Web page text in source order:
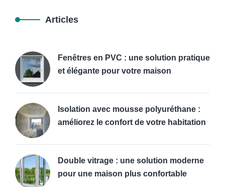
Articles
Fenêtres en PVC : une solution pratique
et élégante pour votre maison
Isolation avec mousse polyuréthane :
améliorez le confort de votre habitation
Double vitrage : une solution moderne
pour une maison plus confortable